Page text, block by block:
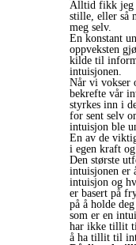
Alltid fikk jeg
stille, eller så
meg selv.
En konstant
oppveksten
kilde til
intuisjonen.
Når vi vokser
bekrefte vår
styrkes inn i
for sent selv
intuisjon ble
En av de
i egen kraft
Den største
intuisjonen er
intuisjon og
er basert på
på å holde
som er en
har ikke tillit
å ha tillit til